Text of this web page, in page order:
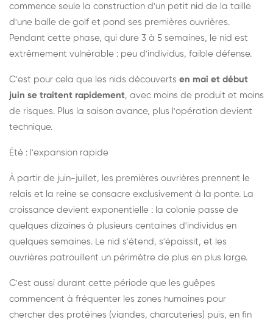
commence seule la construction d'un petit nid de la taille
d'une balle de golf et pond ses premières ouvrières.
Pendant cette phase, qui dure 3 à 5 semaines, le nid est
extrêmement vulnérable : peu d'individus, faible défense.
C'est pour cela que les nids découverts en mai et début
juin se traitent rapidement, avec moins de produit et moins
de risques. Plus la saison avance, plus l'opération devient
technique.
Été : l'expansion rapide
À partir de juin-juillet, les premières ouvrières prennent le
relais et la reine se consacre exclusivement à la ponte. La
croissance devient exponentielle : la colonie passe de
quelques dizaines à plusieurs centaines d'individus en
quelques semaines. Le nid s'étend, s'épaissit, et les
ouvrières patrouillent un périmètre de plus en plus large.
C'est aussi durant cette période que les guêpes
commencent à fréquenter les zones humaines pour
chercher des protéines (viandes, charcuteries) puis, en fin